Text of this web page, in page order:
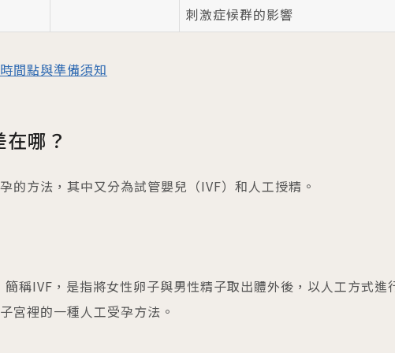
刺激症候群的影響
間點與準備須知
哪？
的方法，其中又分為試管嬰兒（IVF）和人工授精。
IVF，是指將女性卵子與男性精子取出體外後，以人工方式進
宮裡的一種人工受孕方法。